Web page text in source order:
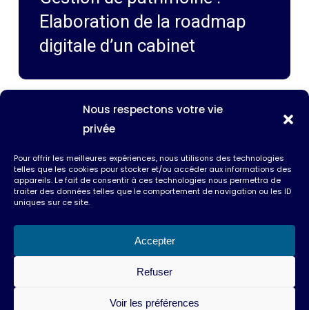
Nous respectons votre vie
privée
Pour offrir les meilleures expériences, nous utilisons des technologies
telles que les cookies pour stocker et/ou accéder aux informations des
appareils. Le fait de consentir à ces technologies nous permettra de
traiter des données telles que le comportement de navigation ou les ID
uniques sur ce site.
Accepter
Refuser
Voir les préférences
Elaboration de la roadmap
digitale d’un cabinet